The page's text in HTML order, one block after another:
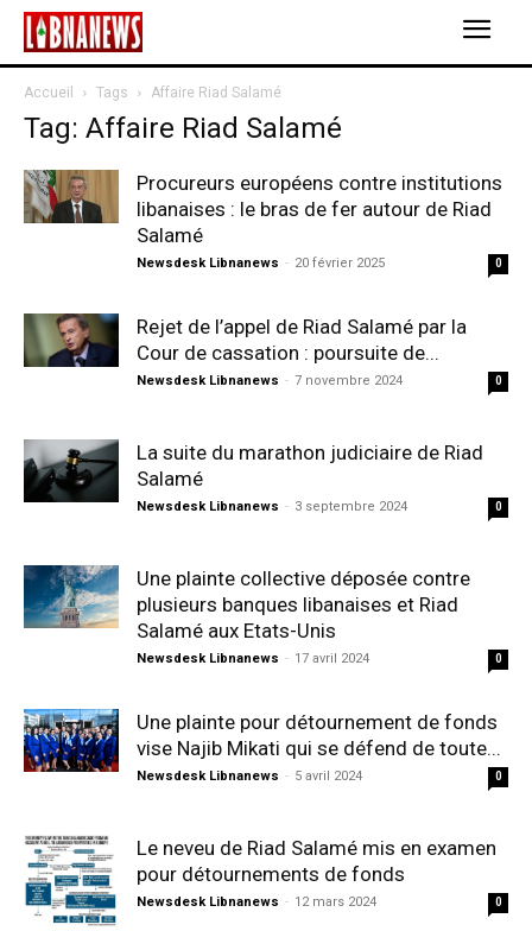
Accueil Tags Affaire Riad Salamé
Tag: Affaire Riad Salamé
Procureurs européens contre institutions
libanaises : le bras de fer autour de Riad
Salamé
Newsdesk Libnanews - 20 février 2025 0
Rejet de l’appel de Riad Salamé par la
Cour de cassation : poursuite de...
Newsdesk Libnanews - 7 novembre 2024 0
La suite du marathon judiciaire de Riad
Salamé
Newsdesk Libnanews - 3 septembre 2024 0
Une plainte collective déposée contre
plusieurs banques libanaises et Riad
Salamé aux Etats-Unis
Newsdesk Libnanews - 17 avril 2024 0
Une plainte pour détournement de fonds
vise Najib Mikati qui se défend de toute...
Newsdesk Libnanews - 5 avril 2024 0
Le neveu de Riad Salamé mis en examen
pour détournements de fonds
Newsdesk Libnanews - 12 mars 2024 0